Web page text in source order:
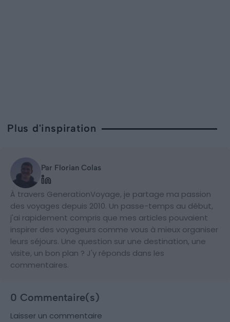
Plus d'inspiration
Par Florian Colas
À travers GenerationVoyage, je partage ma passion
des voyages depuis 2010. Un passe-temps au début,
j'ai rapidement compris que mes articles pouvaient
inspirer des voyageurs comme vous à mieux organiser
leurs séjours. Une question sur une destination, une
visite, un bon plan ? J'y réponds dans les
commentaires.
0 Commentaire(s)
Laisser un commentaire